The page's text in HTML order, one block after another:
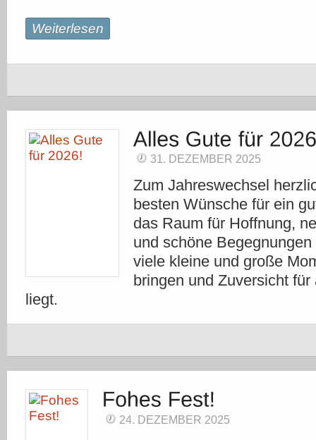
Weiterlesen
31. DEZEMBER 2025
Zum Jahreswechsel
besten Wünsche für ein
das Raum für Hoffnung,
und schöne
viele kleine und große
bringen und Zuversicht
liegt.
24. DEZEMBER 2025